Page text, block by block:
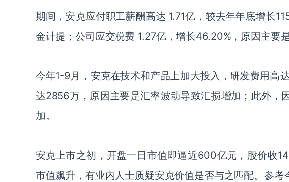
期间，安克应付职工薪酬高达 1.71亿，较去年年底增长
金计提；公司应交税费 1.27亿，增长46.20% ，原因主要
今年1-9月，安克在技术和产品上加大投入，研发费用高达
达2856万，原因主要是汇率波动导致汇损增加；此外，
加。
安克上市之初，开盘一日市值即逼近600亿元，股价收
市值飙升，有业内人士质疑安克价值是否与之匹配。参考